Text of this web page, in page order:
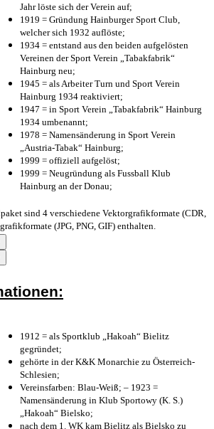
Jahr löste sich der Verein auf;
1919 = Gründung Hainburger Sport Club,
welcher sich 1932 auflöste;
1934 = entstand aus den beiden aufgelösten
Vereinen der Sport Verein „Tabakfabrik“
Hainburg neu;
1945 = als Arbeiter Turn und Sport Verein
Hainburg 1934 reaktiviert;
1947 = in Sport Verein „Tabakfabrik“ Hainburg
1934 umbenannt;
1978 = Namensänderung in Sport Verein
„Austria-Tabak“ Hainburg;
1999 = offiziell aufgelöst;
1999 = Neugründung als Fussball Klub
Hainburg an der Donau;
sind 4 verschiedene Vektorgrafikformate (CDR,
(JPG, PNG, GIF) enthalten.
1912 = als Sportklub „Hakoah“ Bielitz
gegründet;
gehörte in der K&K Monarchie zu Österreich-
Schlesien;
Vereinsfarben: Blau-Weiß; – 1923 =
Namensänderung in Klub Sportowy (K. S.)
„Hakoah“ Bielsko;
nach dem 1. WK kam Bielitz als Bielsko zu